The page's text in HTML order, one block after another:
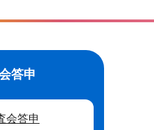
答申
会答申